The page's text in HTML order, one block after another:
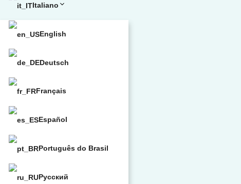
Italiano
English
Deutsch
Français
Español
Português do Brasil
Русский